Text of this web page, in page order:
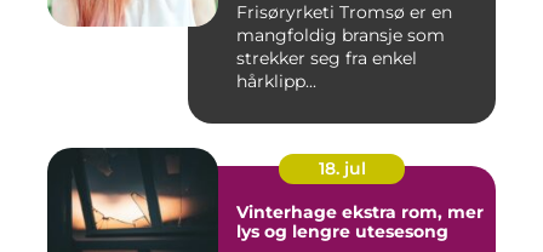
Frisøryrketi Tromsø er en
mangfoldig bransje som
strekker seg fra enkel
hårklipp...
18. jul
Vinterhage ekstra rom, mer
lys og lengre utesesong